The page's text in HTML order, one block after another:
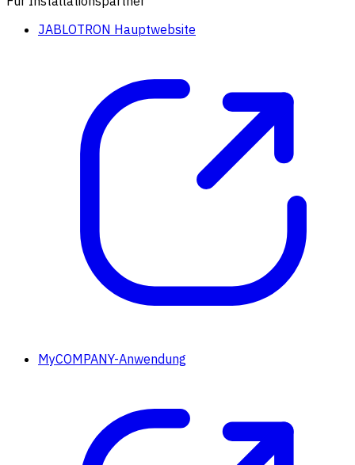
JABLOTRON Hauptwebsite
MyCOMPANY-Anwendung